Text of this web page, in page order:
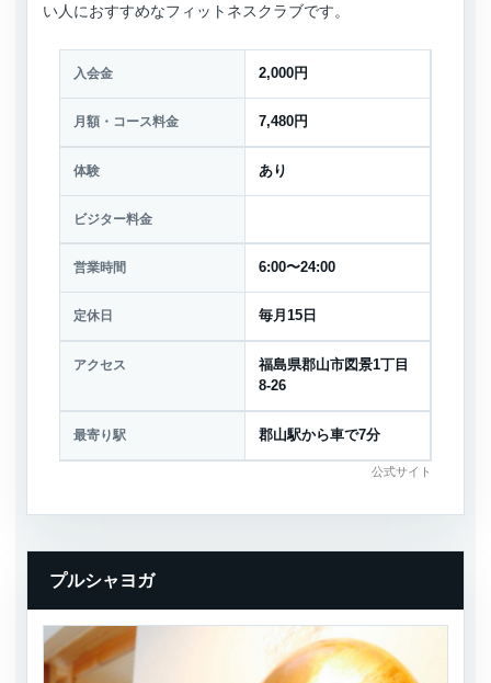
い人におすすめなフィットネスクラブです。
入会金 2,000円
月額・コース料金 7,480円
体験 あり
ビジター料金
営業時間 6:00〜24:00
定休日 毎月15日
アクセス
福島県郡山市図景1丁目
8-26
最寄り駅 郡山駅から車で7分
公式サイト
プルシャヨガ